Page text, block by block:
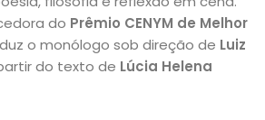
do Prêmio CENYM de Melhor
o monólogo sob direção de Luiz
do texto de Lúcia Helena